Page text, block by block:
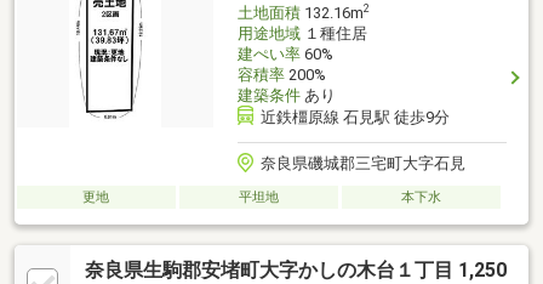
土地面積132.16m2
用途地域１種住居
建ぺい率60%
容積率200%
建築条件あり
近鉄橿原線 石見駅 徒歩9分
奈良県磯城郡三宅町大字石見
更地 平坦地 本下水
奈良県生駒郡安堵町大字かしの木台１丁目 1,250